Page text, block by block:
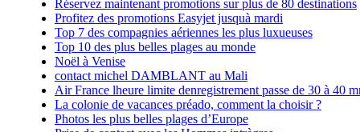
Réservez maintenant promotions sur plus de 80 destinations
Profitez des promotions Easyjet jusquà mardi
Top 7 des compagnies aériennes les plus luxueuses
Top 10 des plus belles plages au monde
Noël à Venise
contact michel DAMBLANT au Mali
Air France lheure limite denregistrement passe de 30 à 40
La colonie de vacances préado, comment la choisir ?
Photos les plus belles plages d’Europe